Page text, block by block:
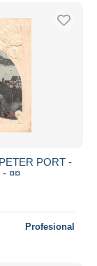
PORT -
- ¤¤
Profesional